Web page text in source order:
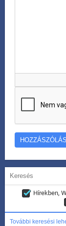
Hírekben,
További keresési